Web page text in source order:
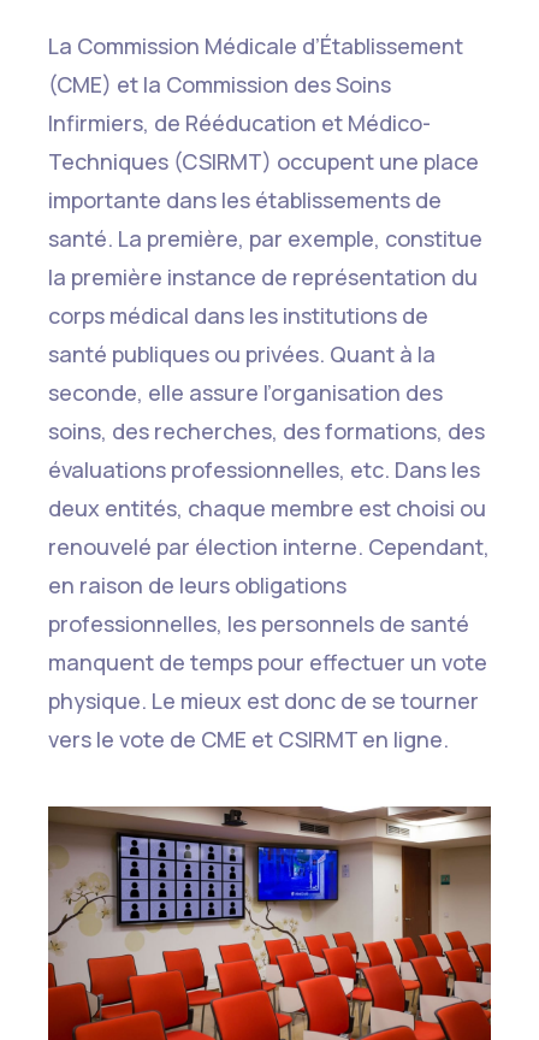
La Commission Médicale d’Établissement
(CME) et la Commission des Soins
Infirmiers, de Rééducation et Médico-
Techniques (CSIRMT) occupent une place
importante dans les établissements de
santé. La première, par exemple, constitue
la première instance de représentation du
corps médical dans les institutions de
santé publiques ou privées. Quant à la
seconde, elle assure l’organisation des
soins, des recherches, des formations, des
évaluations professionnelles, etc. Dans les
deux entités, chaque membre est choisi ou
renouvelé par élection interne. Cependant,
en raison de leurs obligations
professionnelles, les personnels de santé
manquent de temps pour effectuer un vote
physique. Le mieux est donc de se tourner
vers le vote de CME et CSIRMT en ligne.